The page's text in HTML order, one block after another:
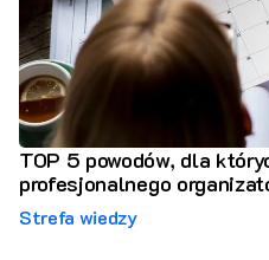
TOP 5 powodów, dla
profesjonalnego
Strefa wiedzy